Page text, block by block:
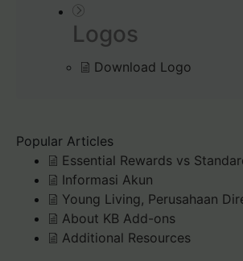
Logos
Download Logo
Popular Articles
Essential Rewards vs
Informasi Akun
Young Living, Perusahaan
About KB Add-ons
Additional Resources